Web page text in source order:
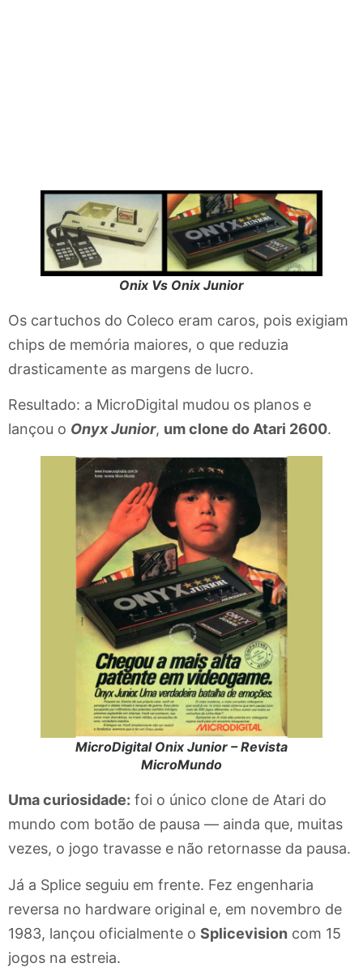
Onix Vs Onix Junior
Os cartuchos do Coleco eram caros, pois exigiam
chips de memória maiores, o que reduzia
drasticamente as margens de lucro.
Resultado: a MicroDigital mudou os planos e
lançou o Onyx Junior, um clone do Atari 2600.
MicroDigital Onix Junior – Revista
MicroMundo
Uma curiosidade: foi o único clone de Atari do
mundo com botão de pausa — ainda que, muitas
vezes, o jogo travasse e não retornasse da pausa.
Já a Splice seguiu em frente. Fez engenharia
reversa no hardware original e, em novembro de
1983, lançou oficialmente o Splicevision com 15
jogos na estreia.